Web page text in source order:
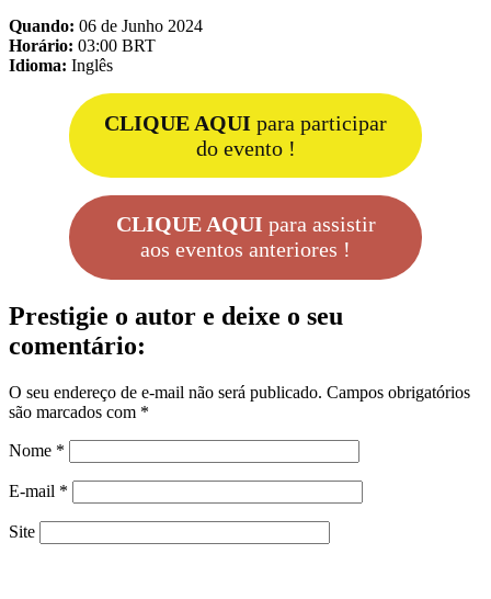
Quando: 06 de Junho 2024
Horário: 03:00 BRT
Idioma: Inglês
CLIQUE AQUI para participar
do evento !
CLIQUE AQUI para assistir
aos eventos anteriores !
Prestigie o autor e deixe o seu
comentário:
O seu endereço de e-mail não será publicado. Campos obrigatórios
são marcados com *
Nome *
E-mail *
Site